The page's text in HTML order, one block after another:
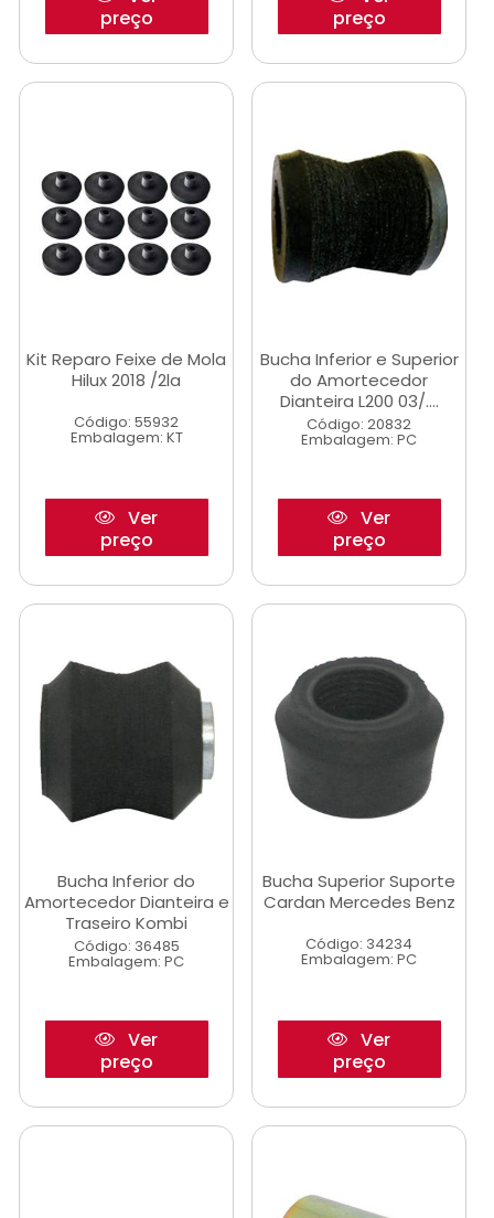
preço
preço
Kit Reparo Feixe de Mola
Hilux 2018 /2la
Código: 55932
Embalagem: KT
Ver
preço
Bucha Inferior e Superior
do Amortecedor
Dianteira L200 03/....
Código: 20832
Embalagem: PC
Ver
preço
Bucha Inferior do
Amortecedor Dianteira e
Traseiro Kombi
Código: 36485
Embalagem: PC
Ver
preço
Bucha Superior Suporte
Cardan Mercedes Benz
Código: 34234
Embalagem: PC
Ver
preço